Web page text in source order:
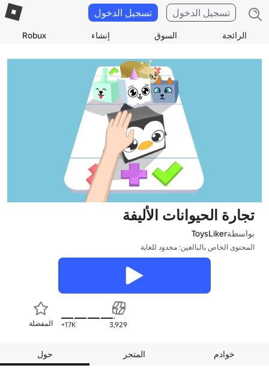
الرائجة السوق إنشاء Robux
تسجيل الدخول تسجيل الدخول
تجارة الحيوانات الأليفة
بواسطةToysLiker
المحتوى الخاص بالبالغين: محدود للغاية
المفضلة 17K+ 3,929
حول المتجر خوادم